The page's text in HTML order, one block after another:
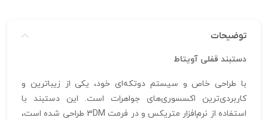
توضیحات
دستبند قفلی آویتاط
با طراحی خاص و سیستم دوتکه‌ای خود، یکی از زیباترین و
کاربردی‌ترین اکسسوری‌های جواهرات است. این دستبند با
استفاده از نرم‌افزار متریکس و در فرمت 3DM طراحی شده است،